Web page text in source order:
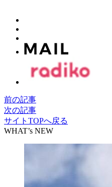
前の記事
次の記事
サイトTOPへ戻る
WHAT’s NEW